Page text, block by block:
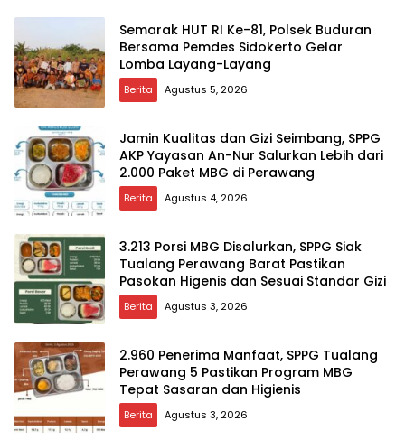
Semarak HUT RI Ke-81, Polsek Buduran
Bersama Pemdes Sidokerto Gelar
Lomba Layang-Layang
Berita Agustus 5, 2026
Jamin Kualitas dan Gizi Seimbang, SPPG
AKP Yayasan An-Nur Salurkan Lebih dari
2.000 Paket MBG di Perawang
Berita Agustus 4, 2026
3.213 Porsi MBG Disalurkan, SPPG Siak
Tualang Perawang Barat Pastikan
Pasokan Higenis dan Sesuai Standar Gizi
Berita Agustus 3, 2026
2.960 Penerima Manfaat, SPPG Tualang
Perawang 5 Pastikan Program MBG
Tepat Sasaran dan Higienis
Berita Agustus 3, 2026